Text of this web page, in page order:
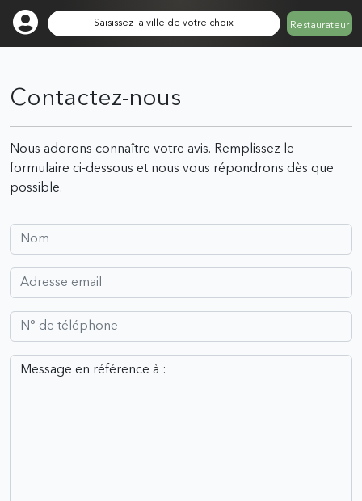
Saisissez la ville de votre choix Restaurateur
Contactez-nous
Nous adorons connaître votre avis. Remplissez le
formulaire ci-dessous et nous vous répondrons dès que
possible.